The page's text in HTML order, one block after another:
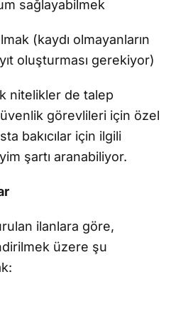
sağlayabilmek
(kaydı olmayanların
oluşturması gerekiyor)
nitelikler de talep
görevlileri için özel
bakıcılar için ilgili
şartı aranabiliyor.
ilanlara göre,
üzere şu